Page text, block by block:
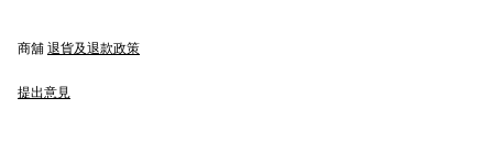
商舖 退貨及退款政策
提出意見